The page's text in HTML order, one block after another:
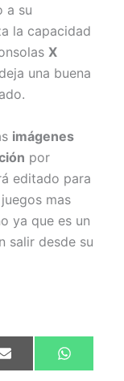
a su
la capacidad
X
una buena
imágenes
por
editado para
mas
ya que es un
salir desde su
Compartir
en
E
m en
W
h